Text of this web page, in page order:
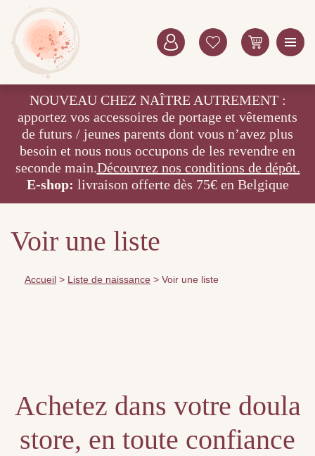
NOUVEAU CHEZ NAÎTRE AUTREMENT :
apportez vos accessoires de portage et vêtements
de futurs / jeunes parents dont vous n’avez plus
besoin et nous nous occupons de les revendre en
seconde main.Découvrez nos conditions de dépôt.
E-shop: livraison offerte dès 75€ en Belgique
Voir une liste
Accueil > Liste de naissance > Voir une liste
Achetez dans votre doula
store, en toute confiance